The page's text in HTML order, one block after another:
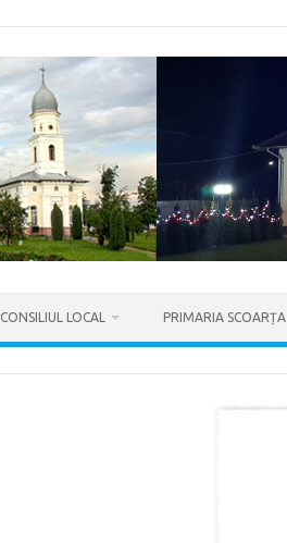
CONSILIUL LOCAL PRIMARIA SCOARȚA